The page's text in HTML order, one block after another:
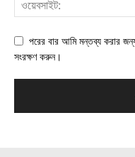
পরের বার আমি মন্তব্য করার
সংরক্ষণ করুন।